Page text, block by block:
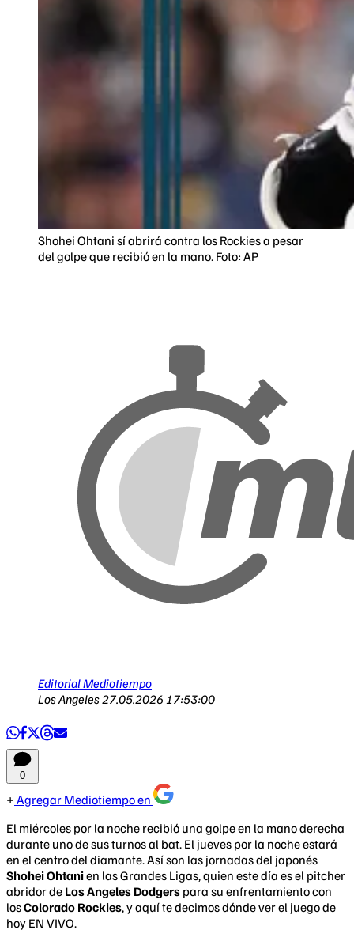
Shohei Ohtani sí abrirá contra los Rockies a pesar
del golpe que recibió en la mano. Foto: AP
Editorial Mediotiempo
Los Angeles27.05.2026 17:53:00
0
Agregar Mediotiempo en
El miércoles por la noche recibió una golpe en la mano derecha
durante uno de sus turnos al bat. El jueves por la noche estará
en el centro del diamante. Así son las jornadas del japonés
Shohei Ohtanien las Grandes Ligas, quien este día es el pitcher
abridor de Los Angeles Dodgers para su enfrentamiento con
losColorado Rockies, y aquí te decimos dónde ver el juego de
hoy EN VIVO.